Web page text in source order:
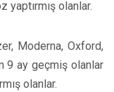
yaptırmış olanlar.
Moderna, Oxford,
9 ay geçmiş olanlar
olanlar.